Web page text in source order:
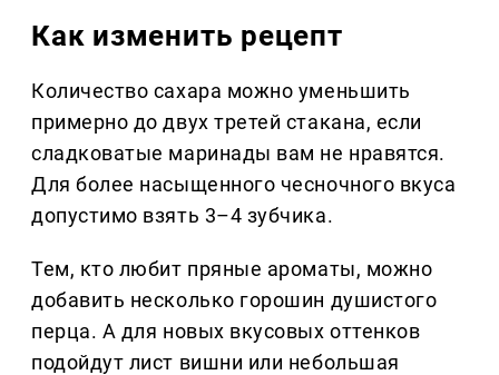
Как изменить рецепт
Количество сахара можно уменьшить
примерно до двух третей стакана, если
сладковатые маринады вам не нравятся.
Для более насыщенного чесночного вкуса
допустимо взять 3–4 зубчика.
Тем, кто любит пряные ароматы, можно
добавить несколько горошин душистого
перца. А для новых вкусовых оттенков
подойдут лист вишни или небольшая